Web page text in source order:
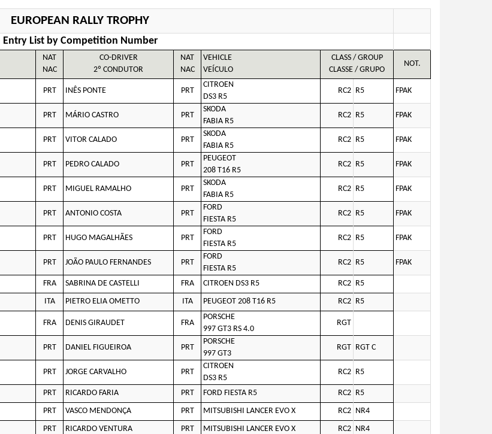
EUROPEAN RALLY TROPHY
Entry List by Competition Number
NAT
NAC
CO-DRIVER
2º CONDUTOR
NAT
NAC
VEHICLE
VEÍCULO
CLASS / GROUP
CLASSE / GRUPO
NOT.
PRT INÊS PONTE PRT
CITROEN
DS3 R5
RC2 R5 FPAK
PRT MÁRIO CASTRO PRT
SKODA
FABIA R5
RC2 R5 FPAK
PRT VITOR CALADO PRT
SKODA
FABIA R5
RC2 R5 FPAK
PRT PEDRO CALADO PRT
PEUGEOT
208 T16 R5
RC2 R5 FPAK
PRT MIGUEL RAMALHO PRT
SKODA
FABIA R5
RC2 R5 FPAK
PRT ANTONIO COSTA PRT
FORD
FIESTA R5
RC2 R5 FPAK
PRT HUGO MAGALHÃES PRT
FORD
FIESTA R5
RC2 R5 FPAK
PRT JOÃO PAULO FERNANDES PRT
FORD
FIESTA R5
RC2 R5 FPAK
FRA SABRINA DE CASTELLI FRA CITROEN DS3 R5 RC2 R5
ITA PIETRO ELIA OMETTO ITA PEUGEOT 208 T16 R5 RC2 R5
FRA DENIS GIRAUDET FRA
PORSCHE
997 GT3 RS 4.0
RGT
PRT DANIEL FIGUEIROA PRT
PORSCHE
997 GT3
RGT RGT C
PRT JORGE CARVALHO PRT
CITROEN
DS3 R5
RC2 R5
PRT RICARDO FARIA PRT FORD FIESTA R5 RC2 R5
PRT VASCO MENDONÇA PRT MITSUBISHI LANCER EVO X RC2 NR4
PRT RICARDO VENTURA PRT MITSUBISHI LANCER EVO X RC2 NR4